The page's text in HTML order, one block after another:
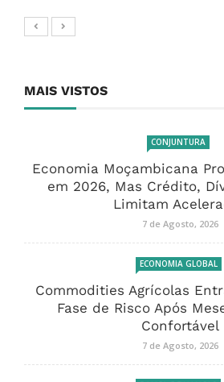
MAIS VISTOS
CONJUNTURA
Economia Moçambicana
em 2026, Mas Crédito,
Limitam
7 de Agosto, 2026
ECONOMIA GLOBAL
Commodities Agrícolas
Fase de Risco Após
Confortável
7 de Agosto, 2026